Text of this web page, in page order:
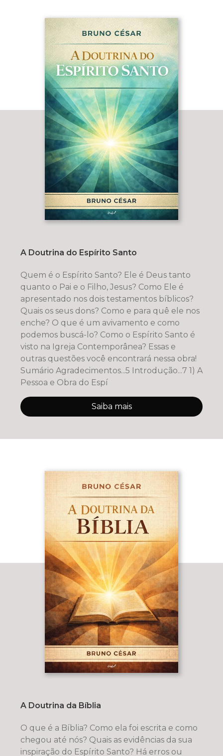
A Doutrina do Espírito Santo
Quem é o Espírito Santo? Ele é Deus tanto
quanto o Pai e o Filho, Jesus? Como Ele é
apresentado nos dois testamentos bíblicos?
Quais os seus dons? Como e para quê ele nos
enche? O que é um avivamento e como
podemos buscá-lo? Como o Espírito Santo é
visto na Igreja Contemporânea? Essas e
outras questões você encontrará nessa obra!
Sumário Agradecimentos...5 Introdução...7 1) A
Pessoa e Obra do Espí
Saiba mais
A Doutrina da Bíblia
O que é a Bíblia? Como ela foi escrita e como
chegou até nós? Quais as evidências da sua
inspiração do Espírito Santo? Há erros ou